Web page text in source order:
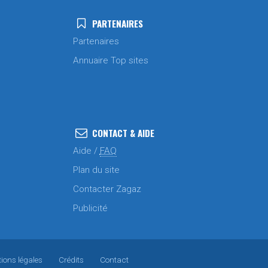
PARTENAIRES
Partenaires
Annuaire Top sites
CONTACT & AIDE
Aide / FAQ
Plan du site
Contacter Zagaz
Publicité
légales Crédits Contact